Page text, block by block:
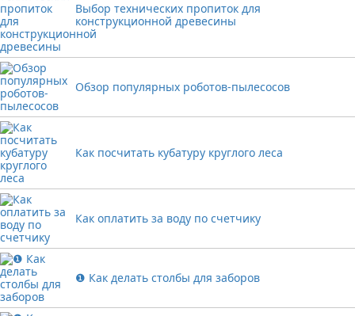
Выбор технических пропиток для
конструкционной древесины
Обзор популярных роботов-пылесосов
Как посчитать кубатуру круглого леса
Как оплатить за воду по счетчику
❶ Как делать столбы для заборов